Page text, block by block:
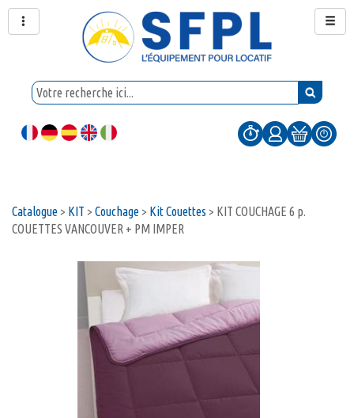
Catalogue> KIT > Couchage> Kit Couettes > KIT COUCHAGE 6 p.
COUETTES VANCOUVER + PM IMPER